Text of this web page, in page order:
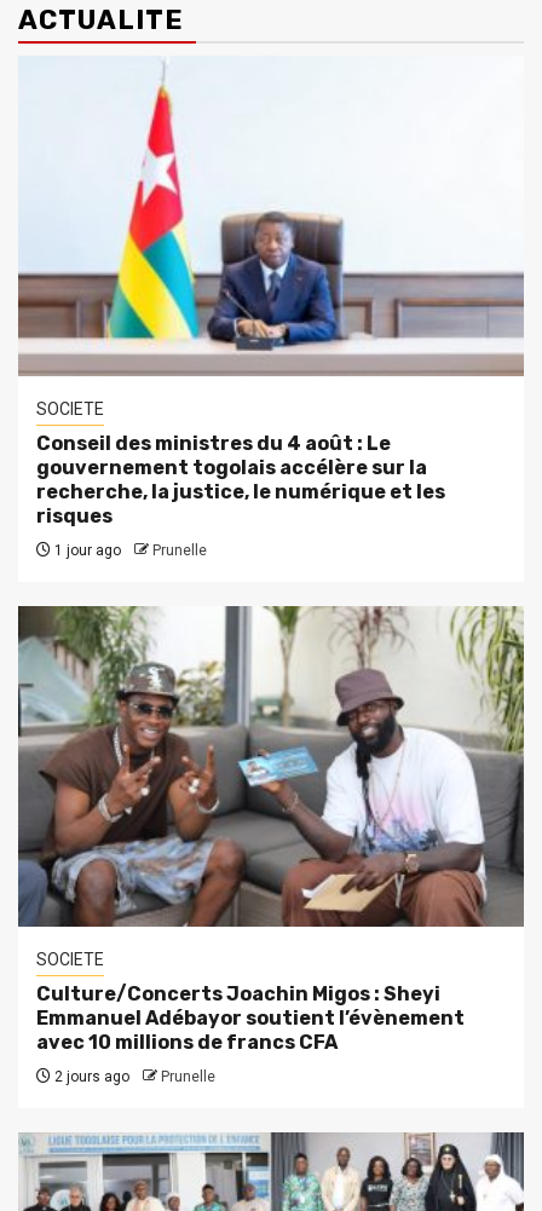
ACTUALITE
SOCIETE
Conseil des ministres du 4 août : Le
gouvernement togolais accélère sur la
recherche, la justice, le numérique et les
risques
1 jour ago Prunelle
SOCIETE
Culture/Concerts Joachin Migos : Sheyi
Emmanuel Adébayor soutient l’évènement
avec 10 millions de francs CFA
2 jours ago Prunelle